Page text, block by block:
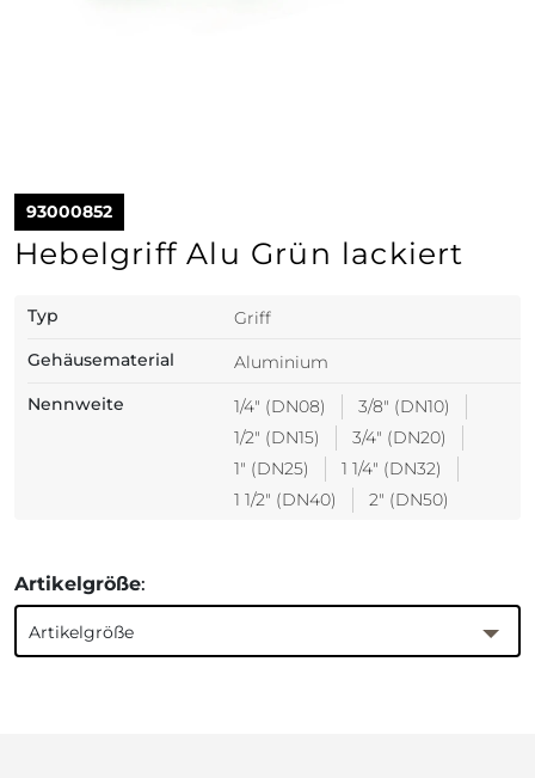
93000852
Hebelgriff Alu Grün lackiert
Typ
Griff
Gehäusematerial
Aluminium
Nennweite
1/4" (DN08)
3/8" (DN10)
1/2" (DN15)
3/4" (DN20)
1" (DN25)
1 1/4" (DN32)
1 1/2" (DN40)
2" (DN50)
Artikelgröße:
Artikelgröße